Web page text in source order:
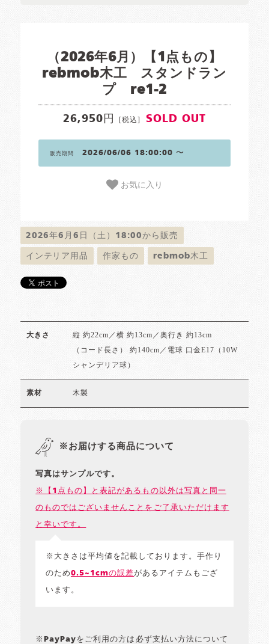
（2026年6月）【1点もの】
rebmob木工 スタンドラン
プ re1-2
26,950円 [税込] SOLD OUT
販売期間 2026/06/06 18:00:00 〜
お気に入り
2026年6月6日（土）18:00から販売
インテリア用品 作家もの rebmob木工
大きさ 縦 約22cm／横 約13cm／奥行き 約13cm
（コード長さ） 約140cm／電球 口金E17（10W
シャンデリア球）
素材 木製
※お届けする商品について
写真はサンプルです。
※【1点もの】と表記があるもの以外は写真と同一
のものではございませんことをご了承いただけます
と幸いです。
※大きさは平均値を記載しております。手作り
のため0.5~1cmの誤差があるアイテムもござ
います。
※PayPayをご利用の方は必ず支払い方法について